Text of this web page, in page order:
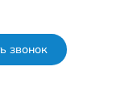
звонок